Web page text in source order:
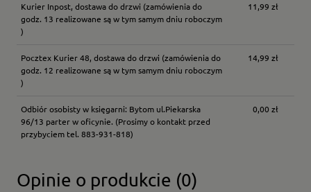
Kurier Inpost, dostawa do drzwi (zamówienia do
godz. 13 realizowane są w tym samym dniu roboczym
)
11,99 zł
Pocztex Kurier 48, dostawa do drzwi (zamówienia do
godz. 12 realizowane są w tym samym dniu roboczym
)
14,99 zł
Odbiór osobisty w księgarni: Bytom ul.Piekarska
96/13 parter w oficynie. (Prosimy o kontakt przed
przybyciem tel. 883-931-818)
0,00 zł
Opinie o produkcie (0)